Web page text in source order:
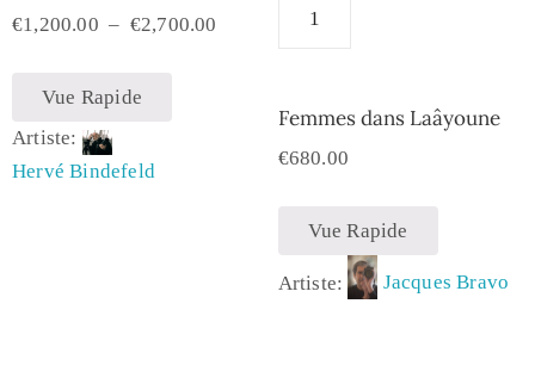
€1,200.00 – €2,700.00
Vue Rapide
Artiste:
Hervé Bindefeld
Femmes dans Laâyoune
€680.00
Vue Rapide
Artiste: Jacques Bravo